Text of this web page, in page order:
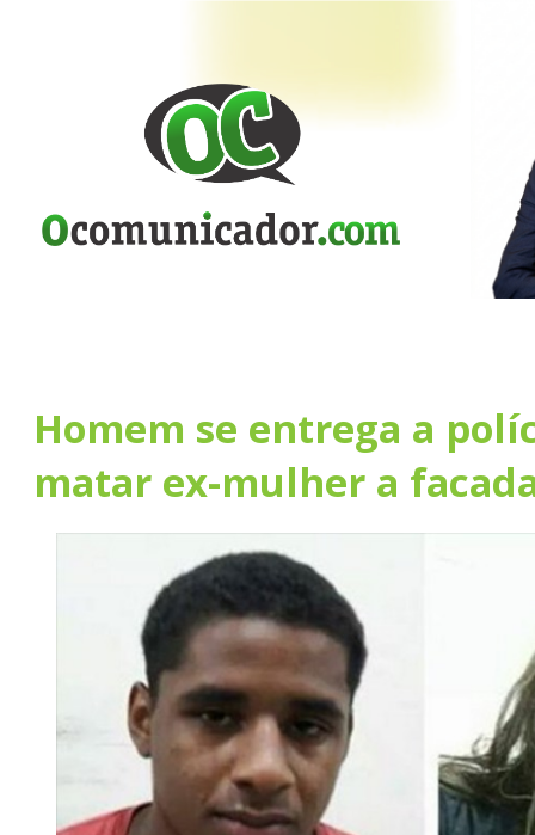
Homem se entrega a
matar ex-mulher a